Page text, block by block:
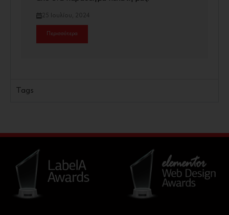
25 Ιουλίου, 2024
Περισσότερα
Tags